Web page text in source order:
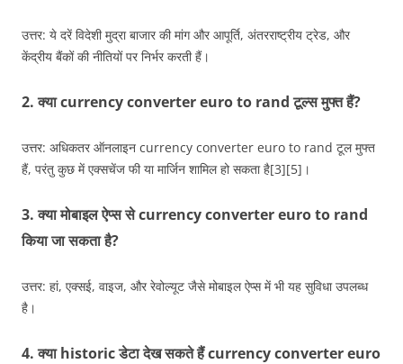
उत्तर: ये दरें विदेशी मुद्रा बाजार की मांग और आपूर्ति, अंतरराष्ट्रीय ट्रेड, और
केंद्रीय बैंकों की नीतियों पर निर्भर करती हैं।
2. क्या currency converter euro to rand टूल्स मुफ्त हैं?
उत्तर: अधिकतर ऑनलाइन currency converter euro to rand टूल मुफ्त
हैं, परंतु कुछ में एक्सचेंज फी या मार्जिन शामिल हो सकता है[3][5]।
3. क्या मोबाइल ऐप्स से currency converter euro to rand
किया जा सकता है?
उत्तर: हां, एक्सई, वाइज, और रेवोल्यूट जैसे मोबाइल ऐप्स में भी यह सुविधा उपलब्ध
है।
4. क्या historic डेटा देख सकते हैं currency converter euro